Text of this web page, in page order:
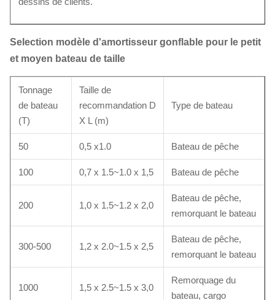
Selection modèle d'amortisseur gonflable pour le petit
et moyen bateau de taille
Tonnage
de bateau
(T)
Taille de
recommandation D
X L (m)
Type de bateau
50 0,5 x1.0 Bateau de pêche
100 0,7 x 1.5~1.0 x 1,5 Bateau de pêche
200 1,0 x 1.5~1.2 x 2,0
Bateau de pêche,
remorquant le bateau
300-500 1,2 x 2.0~1.5 x 2,5
Bateau de pêche,
remorquant le bateau
1000 1,5 x 2.5~1.5 x 3,0
Remorquage du
bateau, cargo